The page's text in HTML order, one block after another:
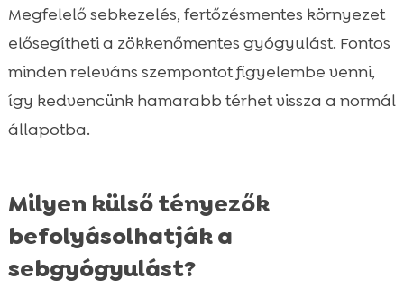
Megfelelő sebkezelés, fertőzésmentes környezet
elősegítheti a zökkenőmentes gyógyulást. Fontos
minden releváns szempontot figyelembe venni,
így kedvencünk hamarabb térhet vissza a normál
állapotba.
Milyen külső tényezők
befolyásolhatják a
sebgyógyulást?